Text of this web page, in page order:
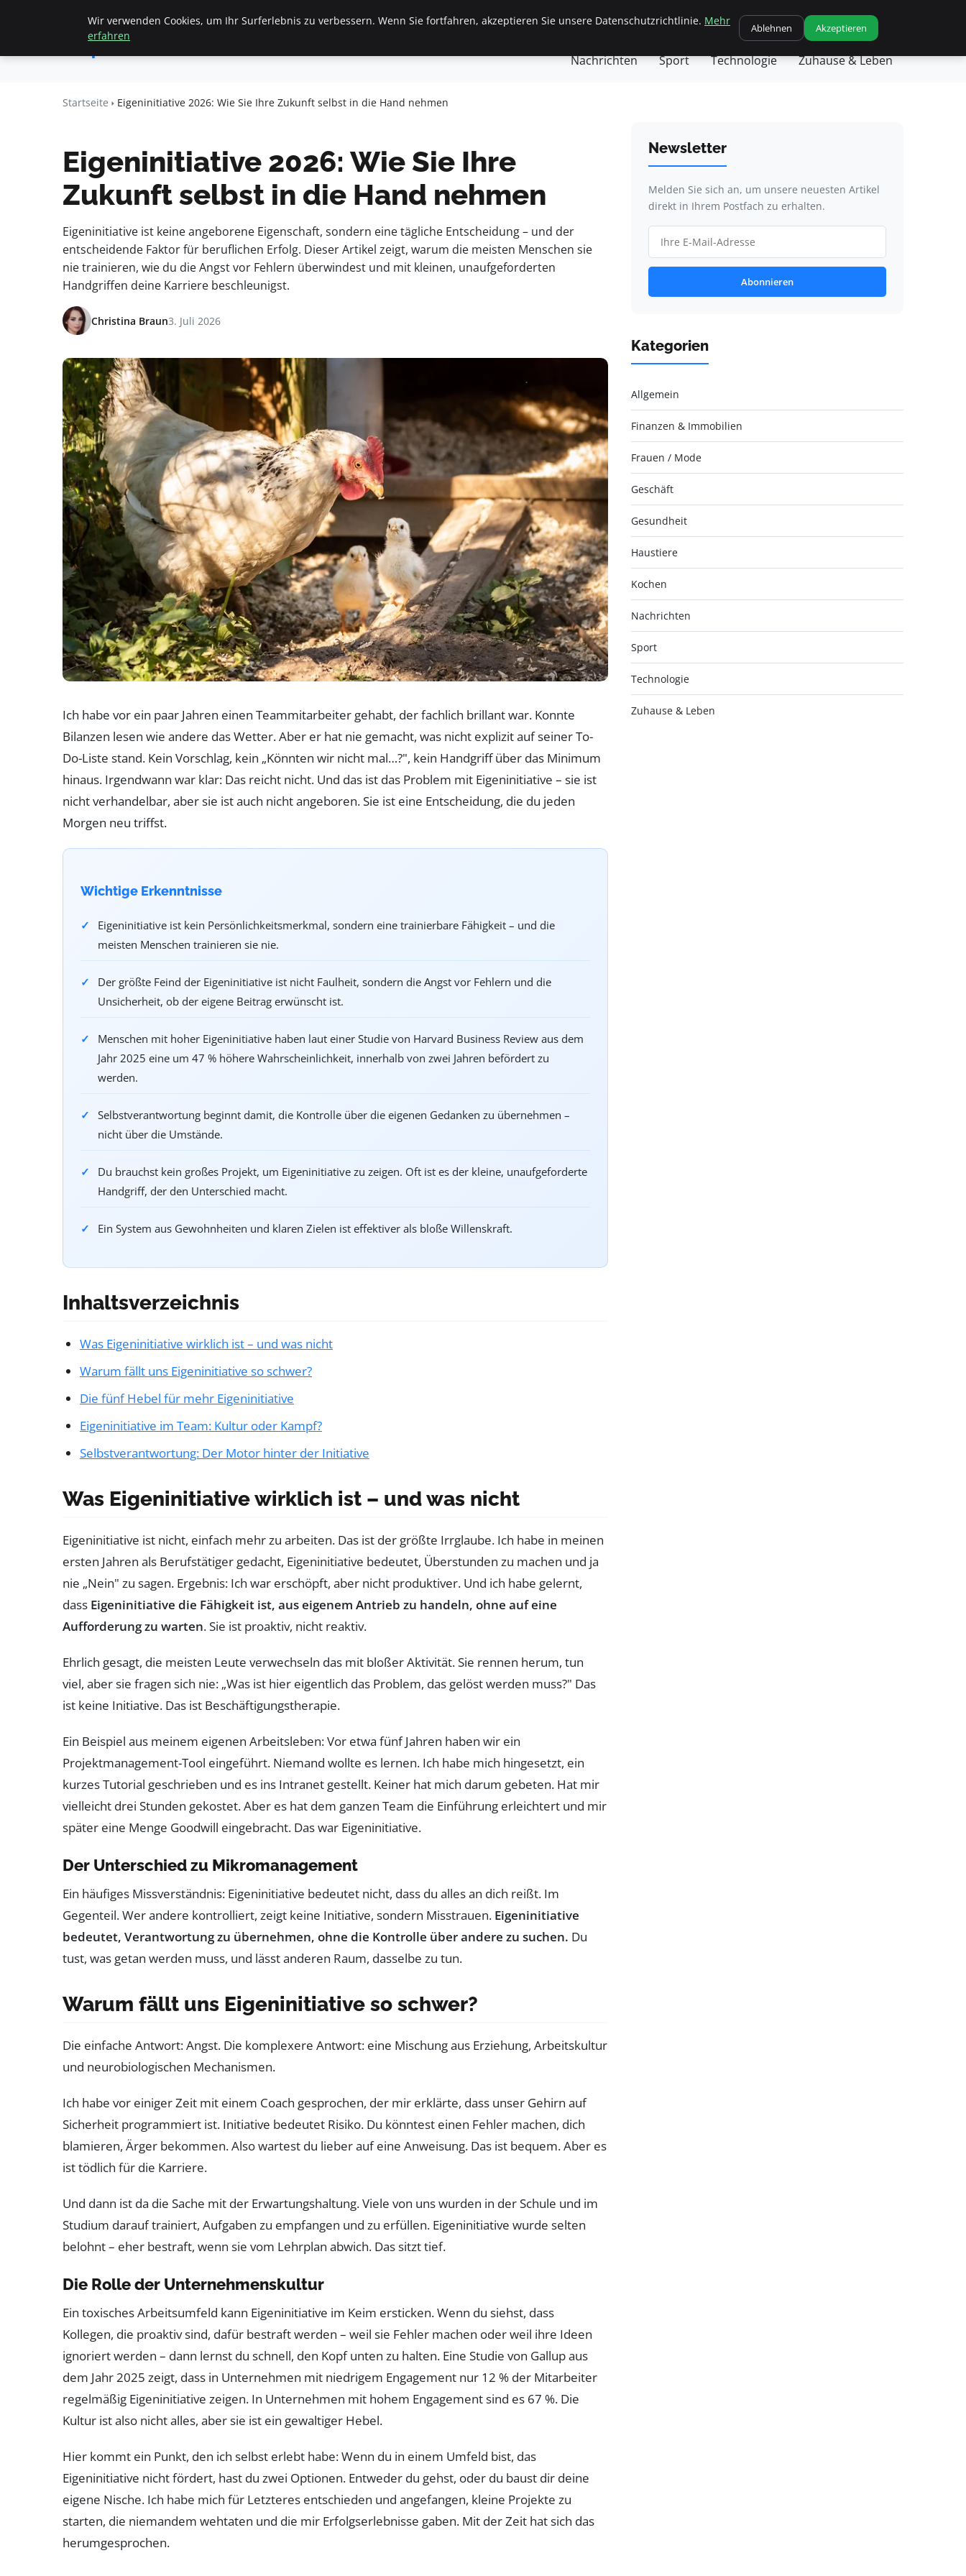
Apemania
Startseite Allgemein Finanzen & Immobilien Frauen / Mode Geschäft Gesundheit Haustiere Kochen
Nachrichten Sport Technologie Zuhause & Leben
Startseite Eigeninitiative 2026: Wie Sie Ihre Zukunft selbst in die Hand nehmen
Eigeninitiative 2026: Wie Sie Ihre
Zukunft selbst in die Hand nehmen
Eigeninitiative ist keine angeborene Eigenschaft, sondern eine tägliche Entscheidung – und der
entscheidende Faktor für beruflichen Erfolg. Dieser Artikel zeigt, warum die meisten Menschen sie
nie trainieren, wie du die Angst vor Fehlern überwindest und mit kleinen, unaufgeforderten
Handgriffen deine Karriere beschleunigst.
Christina Braun3. Juli 2026
Ich habe vor ein paar Jahren einen Teammitarbeiter gehabt, der fachlich brillant war. Konnte
Bilanzen lesen wie andere das Wetter. Aber er hat nie gemacht, was nicht explizit auf seiner To-
Do-Liste stand. Kein Vorschlag, kein „Könnten wir nicht mal…?", kein Handgriff über das Minimum
hinaus. Irgendwann war klar: Das reicht nicht. Und das ist das Problem mit Eigeninitiative – sie ist
nicht verhandelbar, aber sie ist auch nicht angeboren. Sie ist eine Entscheidung, die du jeden
Morgen neu triffst.
Wichtige Erkenntnisse
Eigeninitiative ist kein Persönlichkeitsmerkmal, sondern eine trainierbare Fähigkeit – und die
meisten Menschen trainieren sie nie.
Der größte Feind der Eigeninitiative ist nicht Faulheit, sondern die Angst vor Fehlern und die
Unsicherheit, ob der eigene Beitrag erwünscht ist.
Menschen mit hoher Eigeninitiative haben laut einer Studie von Harvard Business Review aus dem
Jahr 2025 eine um 47 % höhere Wahrscheinlichkeit, innerhalb von zwei Jahren befördert zu
werden.
Selbstverantwortung beginnt damit, die Kontrolle über die eigenen Gedanken zu übernehmen –
nicht über die Umstände.
Du brauchst kein großes Projekt, um Eigeninitiative zu zeigen. Oft ist es der kleine, unaufgeforderte
Handgriff, der den Unterschied macht.
Ein System aus Gewohnheiten und klaren Zielen ist effektiver als bloße Willenskraft.
Inhaltsverzeichnis
Was Eigeninitiative wirklich ist – und was nicht
Warum fällt uns Eigeninitiative so schwer?
Die fünf Hebel für mehr Eigeninitiative
Eigeninitiative im Team: Kultur oder Kampf?
Selbstverantwortung: Der Motor hinter der Initiative
Was Eigeninitiative wirklich ist – und was nicht
Eigeninitiative ist nicht, einfach mehr zu arbeiten. Das ist der größte Irrglaube. Ich habe in meinen
ersten Jahren als Berufstätiger gedacht, Eigeninitiative bedeutet, Überstunden zu machen und ja
nie „Nein" zu sagen. Ergebnis: Ich war erschöpft, aber nicht produktiver. Und ich habe gelernt,
dass Eigeninitiative die Fähigkeit ist, aus eigenem Antrieb zu handeln, ohne auf eine
Aufforderung zu warten. Sie ist proaktiv, nicht reaktiv.
Ehrlich gesagt, die meisten Leute verwechseln das mit bloßer Aktivität. Sie rennen herum, tun
viel, aber sie fragen sich nie: „Was ist hier eigentlich das Problem, das gelöst werden muss?" Das
ist keine Initiative. Das ist Beschäftigungstherapie.
Ein Beispiel aus meinem eigenen Arbeitsleben: Vor etwa fünf Jahren haben wir ein
Projektmanagement-Tool eingeführt. Niemand wollte es lernen. Ich habe mich hingesetzt, ein
kurzes Tutorial geschrieben und es ins Intranet gestellt. Keiner hat mich darum gebeten. Hat mir
vielleicht drei Stunden gekostet. Aber es hat dem ganzen Team die Einführung erleichtert und mir
später eine Menge Goodwill eingebracht. Das war Eigeninitiative.
Der Unterschied zu Mikromanagement
Ein häufiges Missverständnis: Eigeninitiative bedeutet nicht, dass du alles an dich reißt. Im
Gegenteil. Wer andere kontrolliert, zeigt keine Initiative, sondern Misstrauen. Eigeninitiative
bedeutet, Verantwortung zu übernehmen, ohne die Kontrolle über andere zu suchen. Du
tust, was getan werden muss, und lässt anderen Raum, dasselbe zu tun.
Warum fällt uns Eigeninitiative so schwer?
Die einfache Antwort: Angst. Die komplexere Antwort: eine Mischung aus Erziehung, Arbeitskultur
und neurobiologischen Mechanismen.
Ich habe vor einiger Zeit mit einem Coach gesprochen, der mir erklärte, dass unser Gehirn auf
Sicherheit programmiert ist. Initiative bedeutet Risiko. Du könntest einen Fehler machen, dich
blamieren, Ärger bekommen. Also wartest du lieber auf eine Anweisung. Das ist bequem. Aber es
ist tödlich für die Karriere.
Und dann ist da die Sache mit der Erwartungshaltung. Viele von uns wurden in der Schule und im
Studium darauf trainiert, Aufgaben zu empfangen und zu erfüllen. Eigeninitiative wurde selten
belohnt – eher bestraft, wenn sie vom Lehrplan abwich. Das sitzt tief.
Die Rolle der Unternehmenskultur
Ein toxisches Arbeitsumfeld kann Eigeninitiative im Keim ersticken. Wenn du siehst, dass
Kollegen, die proaktiv sind, dafür bestraft werden – weil sie Fehler machen oder weil ihre Ideen
ignoriert werden – dann lernst du schnell, den Kopf unten zu halten. Eine Studie von Gallup aus
dem Jahr 2025 zeigt, dass in Unternehmen mit niedrigem Engagement nur 12 % der Mitarbeiter
regelmäßig Eigeninitiative zeigen. In Unternehmen mit hohem Engagement sind es 67 %. Die
Kultur ist also nicht alles, aber sie ist ein gewaltiger Hebel.
Hier kommt ein Punkt, den ich selbst erlebt habe: Wenn du in einem Umfeld bist, das
Eigeninitiative nicht fördert, hast du zwei Optionen. Entweder du gehst, oder du baust dir deine
eigene Nische. Ich habe mich für Letzteres entschieden und angefangen, kleine Projekte zu
starten, die niemandem wehtaten und die mir Erfolgserlebnisse gaben. Mit der Zeit hat sich das
herumgesprochen.
Newsletter
Melden Sie sich an, um unsere neuesten Artikel
direkt in Ihrem Postfach zu erhalten.
Abonnieren
Kategorien
Allgemein
Finanzen & Immobilien
Frauen / Mode
Geschäft
Gesundheit
Haustiere
Kochen
Nachrichten
Sport
Technologie
Zuhause & Leben
Wir verwenden Cookies, um Ihr Surferlebnis zu verbessern. Wenn Sie fortfahren, akzeptieren Sie unsere Datenschutzrichtlinie. Mehr
erfahren
Ablehnen Akzeptieren